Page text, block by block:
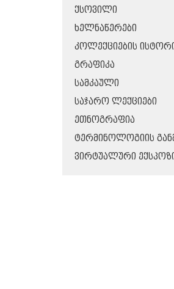
ᲥᲡᲝᲕᲘᲚᲘ
ᲮᲔᲚᲜᲐᲬᲔᲠᲔᲑᲘ
ᲙᲝᲚᲔᲥᲪᲘᲔᲑᲘᲡ
ᲒᲠᲐᲤᲘᲙᲐ
ᲡᲐᲛᲙᲐᲣᲚᲘ
ᲡᲐᲯᲐᲠᲝ ᲚᲔᲥᲪᲘᲔᲑᲘ
ᲔᲗᲜᲝᲒᲠᲐᲤᲘᲐ
ᲢᲔᲠᲛᲘᲜᲝᲚᲝᲒᲘᲘᲡ
ᲕᲘᲠᲢᲣᲐᲚᲣᲠᲘ